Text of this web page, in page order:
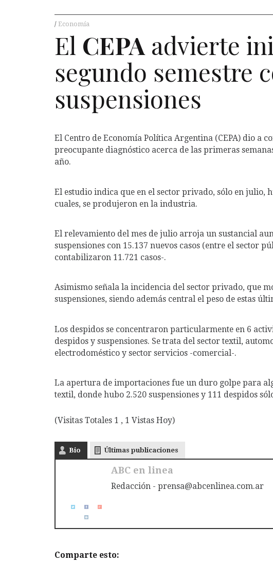
Economía
El CEPA advierte
segundo semestre
suspensiones
El Centro de Economía Política Argentina (CEPA) dio a
preocupante diagnóstico acerca de las primeras
año.
El estudio indica que en el sector privado, sólo en julio,
cuales, se produjeron en la industria.
El relevamiento del mes de julio arroja un sustancial
suspensiones con 15.137 nuevos casos (entre el sector
contabilizaron 11.721 casos-.
Asimismo señala la incidencia del sector privado, que
suspensiones, siendo además central el peso de estas
Los despidos se concentraron particularmente en 6
despidos y suspensiones. Se trata del sector textil,
electrodoméstico y sector servicios -comercial-.
La apertura de importaciones fue un duro golpe para
textil, donde hubo 2.520 suspensiones y 111 despidos
(Visitas Totales 1 , 1 Vistas Hoy)
Bio Últimas publicaciones
ABC en linea
Redacción - prensa@abcenlinea.com.ar
Comparte esto: